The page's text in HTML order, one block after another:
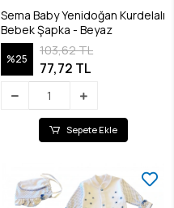
Sema Baby Yenidoğan Kurdelalı
Bebek Şapka - Beyaz
%25
103,62 TL
77,72 TL
Sepete Ekle